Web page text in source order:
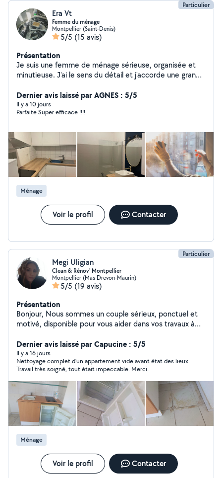
Particulier
Era Vt
Femme du ménage
Montpellier (Saint-Denis)
5/5 (15 avis)
Présentation
Je suis une femme de ménage sérieuse, organisée et
minutieuse. J'ai le sens du détail et j'accorde une grande
discrète, je respecte l'intimité des personnes chez qui je
travaille. Je suis capable d'effectuer différentes tâches
ménagères : nettoyage complet des pièces,
et entretien général du domicile. Mon objectif est
d'offrir un environnement propre, sain et agréable à
vivre.
Dernier avis laissé par AGNES : 5/5
Il y a 10 jours
Parfaite Super efficace !!!!
Ménage
Voir le profil Contacter
Particulier
Megi Uligian
Clean & Rénov' Montpellier
Montpellier (Mas Drevon-Maurin)
5/5 (19 avis)
Présentation
Bonjour, Nous sommes un couple sérieux, ponctuel et
motivé, disponible pour vous aider dans vos travaux à
maisons et d'appartements Rangement Mon mari :
Jardinage et tonte de pelouse Nettoyage de piscines
Montage et démontage de meubles Aide au
déménagement (chargement et déchargement) Petits
travaux de bricolage et réparations Réparation et
entretien de vélos et trottinettes Nettoyage extérieur
Nous travaillons avec soin, efficacité et dans le respect
de votre logement. N'hésitez pas à nous contacter,
nous serons heureux de vous aider. À bientôt !
Dernier avis laissé par Capucine : 5/5
Il y a 16 jours
Nettoyage complet d’un appartement vide avant état des lieux.
Travail très soigné, tout était impeccable. Merci.
Ménage
Voir le profil Contacter